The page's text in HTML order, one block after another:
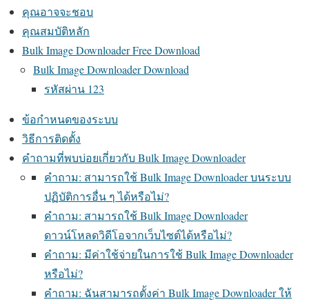
คุณอาจจะชอบ
คุณสมบัติหลัก
Bulk Image Downloader Free Download
Bulk Image Downloader Download
รหัสผ่าน 123
ข้อกำหนดของระบบ
วิธีการติดตั้ง
คำถามที่พบบ่อยเกี่ยวกับ Bulk Image Downloader
คำถาม: สามารถใช้ Bulk Image Downloader บนระบบ
ปฏิบัติการอื่น ๆ ได้หรือไม่?
คำถาม: สามารถใช้ Bulk Image Downloader
ดาวน์โหลดวิดีโอจากเว็บไซต์ได้หรือไม่?
คำถาม: มีค่าใช้จ่ายในการใช้ Bulk Image Downloader
หรือไม่?
คำถาม: ฉันสามารถตั้งค่า Bulk Image Downloader ให้